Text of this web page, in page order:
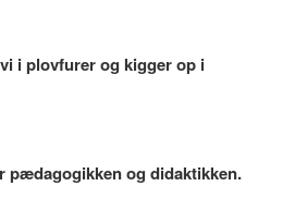
i plovfurer og kigger op i
pædagogikken og didaktikken.